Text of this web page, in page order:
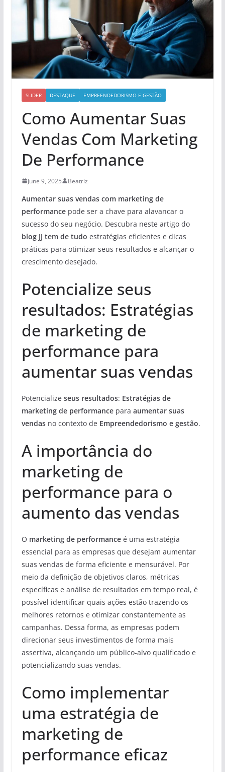
SLIDER DESTAQUE EMPREENDEDORISMO E GESTÃO
Como Aumentar Suas
Vendas Com Marketing
De Performance
June 9, 2025 Beatriz
Aumentar suas vendas com marketing de
performancepode ser a chave para alavancar o
sucesso do seu negócio. Descubra neste artigo do
blog JJ tem de tudo estratégias eficientes e dicas
práticas para otimizar seus resultados e alcançar o
crescimento desejado.
Potencialize seus
resultados: Estratégias
de marketing de
performance para
aumentar suas vendas
Potencialize seus resultados: Estratégias de
marketing de performancepara aumentar suas
vendasno contexto de Empreendedorismo e gestão.
A importância do
marketing de
performance para o
aumento das vendas
O marketing de performanceé uma estratégia
essencial para as empresas que desejam aumentar
suas vendas de forma eficiente e mensurável. Por
meio da definição de objetivos claros, métricas
específicas e análise de resultados em tempo real, é
possível identificar quais ações estão trazendo os
melhores retornos e otimizar constantemente as
campanhas. Dessa forma, as empresas podem
direcionar seus investimentos de forma mais
assertiva, alcançando um público-alvo qualificado e
potencializando suas vendas.
Como implementar
uma estratégia de
marketing de
performance eficaz